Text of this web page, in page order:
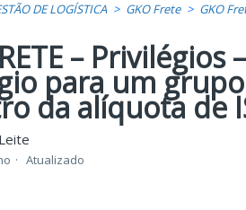
DE LOGÍSTICA GKO Frete GKO
–
para um
da alíquota de
Atualizado